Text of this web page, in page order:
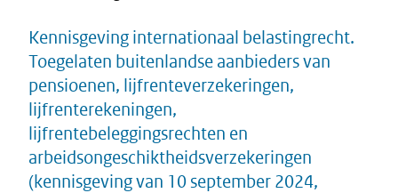
Kennisgeving internationaal belastingrecht.
Toegelaten buitenlandse aanbieders van
pensioenen, lijfrenteverzekeringen,
lijfrenterekeningen,
lijfrentebeleggingsrechten en
arbeidsongeschiktheidsverzekeringen
(kennisgeving van 10 september 2024,